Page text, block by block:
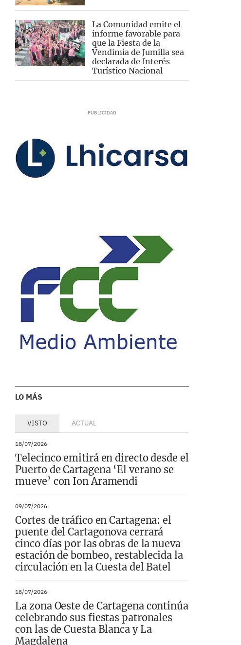
La Comunidad emite el
informe favorable para
que la Fiesta de la
Vendimia de Jumilla sea
declarada de Interés
Turístico Nacional
LO MÁS
VISTO ACTUAL
18/07/2026
Telecinco emitirá en directo desde el
Puerto de Cartagena ‘El verano se
mueve’ con Ion Aramendi
09/07/2026
Cortes de tráfico en Cartagena: el
puente del Cartagonova cerrará
cinco días por las obras de la nueva
estación de bombeo, restablecida la
circulación en la Cuesta del Batel
18/07/2026
La zona Oeste de Cartagena continúa
celebrando sus fiestas patronales
con las de Cuesta Blanca y La
Magdalena